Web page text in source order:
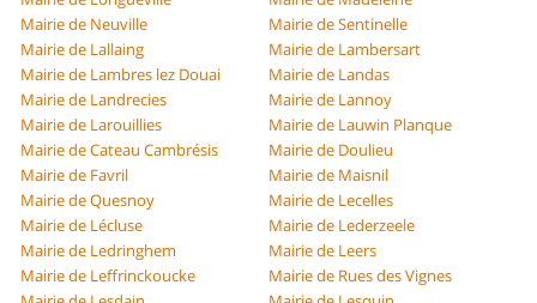
Mairie de Neuville
Mairie de Sentinelle
Mairie de Lallaing
Mairie de Lambersart
Mairie de Lambres lez Douai
Mairie de Landas
Mairie de Landrecies
Mairie de Lannoy
Mairie de Larouillies
Mairie de Lauwin Planque
Mairie de Cateau Cambrésis
Mairie de Doulieu
Mairie de Favril
Mairie de Maisnil
Mairie de Quesnoy
Mairie de Lecelles
Mairie de Lécluse
Mairie de Lederzeele
Mairie de Ledringhem
Mairie de Leers
Mairie de Leffrinckoucke
Mairie de Rues des Vignes